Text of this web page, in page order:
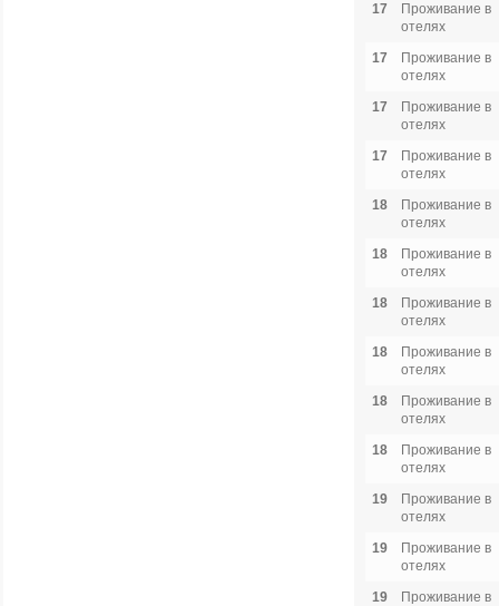
17
Проживание в
отелях
17
Проживание в
отелях
17
Проживание в
отелях
17
Проживание в
отелях
18
Проживание в
отелях
18
Проживание в
отелях
18
Проживание в
отелях
18
Проживание в
отелях
18
Проживание в
отелях
18
Проживание в
отелях
19
Проживание в
отелях
19
Проживание в
отелях
19
Проживание в